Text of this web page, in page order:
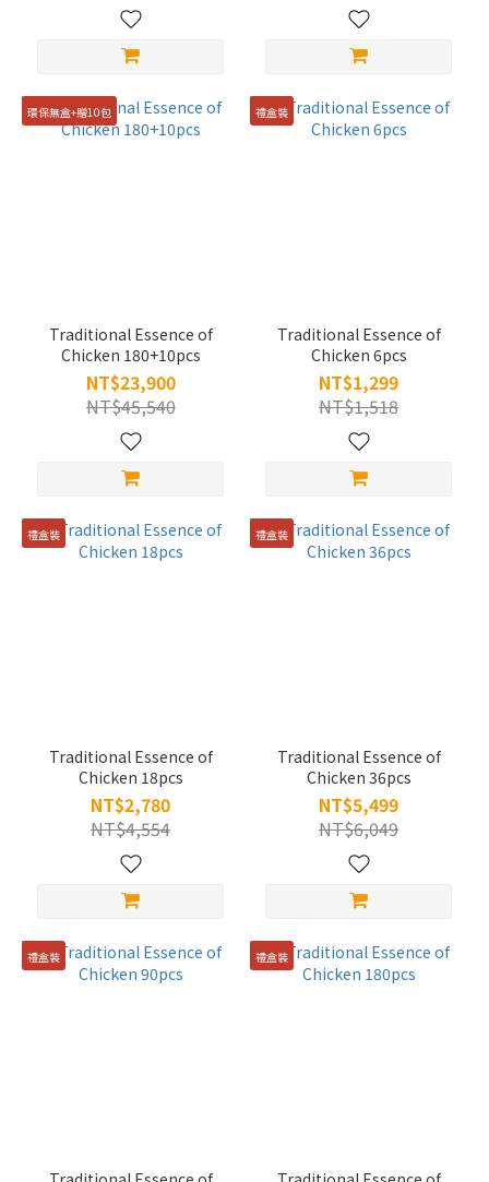
環保無盒+贈10包
Traditional Essence of
Chicken 180+10pcs
NT$23,900
NT$45,540
禮盒裝
Traditional Essence of
Chicken 6pcs
NT$1,299
NT$1,518
禮盒裝
Traditional Essence of
Chicken 18pcs
NT$2,780
NT$4,554
禮盒裝
Traditional Essence of
Chicken 36pcs
NT$5,499
NT$6,049
禮盒裝 禮盒裝